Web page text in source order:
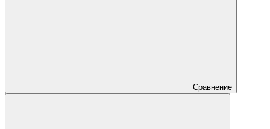
Сравнение